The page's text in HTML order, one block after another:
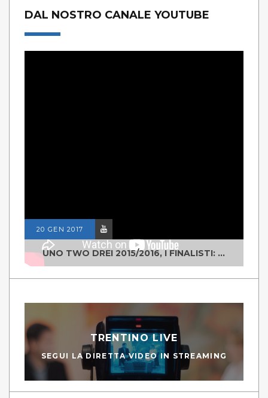
DAL NOSTRO CANALE YOUTUBE
20 GEN 2017
UNO TWO DREI 2015/2016, I FINALISTI: CLASSE IV ALS ISTITUTO "DEGASPERI" BORGO VALSUGANA
TRENTINO LIVE
SEGUI LA DIRETTA VIDEO IN STREAMING